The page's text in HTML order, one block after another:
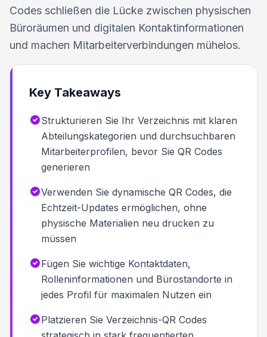
Codes schließen die Lücke zwischen physischen
Büroräumen und digitalen Kontaktinformationen
und machen Mitarbeiterverbindungen mühelos.
Key Takeaways
Strukturieren Sie Ihr Verzeichnis mit klaren
Abteilungskategorien und durchsuchbaren
Mitarbeiterprofilen, bevor Sie QR Codes
generieren
Verwenden Sie dynamische QR Codes, die
Echtzeit-Updates ermöglichen, ohne
physische Materialien neu drucken zu
müssen
Fügen Sie wichtige Kontaktdaten,
Rolleninformationen und Bürostandorte in
jedes Profil für maximalen Nutzen ein
Platzieren Sie Verzeichnis-QR Codes